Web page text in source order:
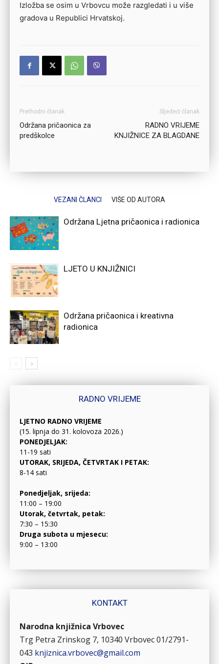
Izložba se osim u Vrbovcu može razgledati i u više
gradova u Republici Hrvatskoj.
Prethodni članak
Održana pričaonica za
predškolce
Sljedeći članak
RADNO VRIJEME
KNJIŽNICE ZA BLAGDANE
VEZANI ČLANCI VIŠE OD AUTORA
Održana Ljetna pričaonica i radionica
LJETO U KNJIŽNICI
Održana pričaonica i kreativna
radionica
RADNO VRIJEME
LJETNO RADNO VRIJEME
(15. lipnja do 31. kolovoza 2026.)
PONEDJELJAK:
11-19 sati
UTORAK, SRIJEDA, ČETVRTAK I PETAK:
8-14 sati
Ponedjeljak, srijeda:
11:00 – 19:00
Utorak, četvrtak, petak:
7:30 – 15:30
Druga subota u mjesecu:
9:00 – 13:00
KONTAKT
Narodna knjižnica Vrbovec
Trg Petra Zrinskog 7, 10340 Vrbovec01/2791-
043 knjiznica.vrbovec@gmail.com